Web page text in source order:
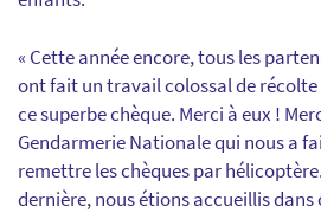
« Cette année encore, tous les
ont fait un travail colossal de
ce superbe chèque. Merci à eux !
Gendarmerie Nationale qui nous a
remettre les chèques par
dernière, nous étions accueillis dans